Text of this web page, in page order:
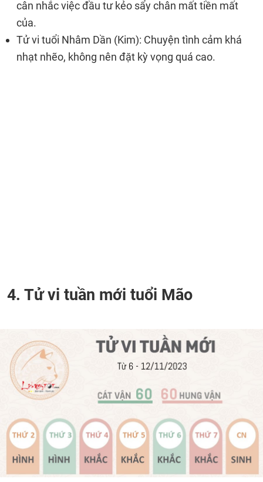
cân nhắc việc đầu tư kẻo sẩy chân mất tiền mất
của.
Tử vi tuổi Nhâm Dần (Kim): Chuyện tình cảm khá
nhạt nhẽo, không nên đặt kỳ vọng quá cao.
4. Tử vi tuần mới tuổi Mão